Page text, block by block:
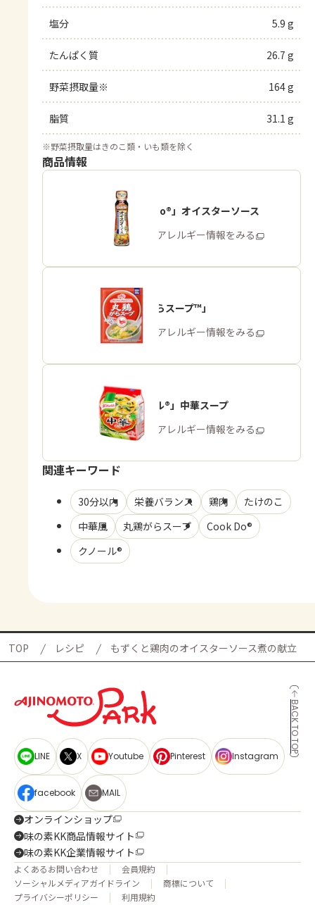
塩分 5.9 g
たんぱく質 26.7 g
野菜摂取量※ 164 g
脂質 31.1 g
※野菜摂取量はきのこ類・いも類を除く
商品情報
「Cook Do®」オイスターソース
商品・アレルギー情報をみる
「丸鶏がらスープ™」
商品・アレルギー情報をみる
「クノール®」中華スープ
商品・アレルギー情報をみる
関連キーワード
30分以内 栄養バランス 鶏肉
たけのこ
中華風
丸鶏がらスープ
Cook Do®
クノール®
TOP レシピ もずくと鶏肉のオイスターソース煮の献立
BACK TO TOP
LINE X Youtube Pinterest Instagram
facebook MAIL
オンラインショップ
味の素KK商品情報サイト
味の素KK企業情報サイト
よくあるお問い合わせ
会員規約
ソーシャルメディアガイドライン
商標について
プライバシーポリシー
利用規約